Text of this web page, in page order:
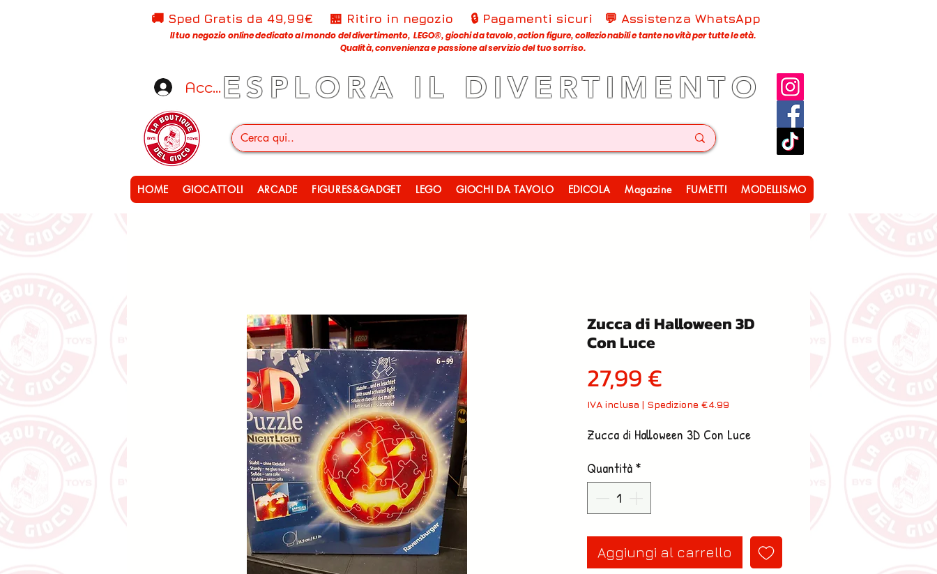
ESPLORA IL DIVERTIMENTO
Accedi
🚚 Sped Gratis da 49,99€ 🏪 Ritiro in negozio 🔒 Pagamenti sicuri 💬 Assistenza WhatsApp
Il tuo negozio online dedicato al mondo del divertimento, LEGO®, giochi da tavolo, action figure, collezionabili e tante novità per tutte le età.
Qualità, convenienza e passione al servizio del tuo sorriso.
HOME GIOCATTOLI ARCADE FIGURES&GADGET LEGO GIOCHI DA TAVOLO EDICOLA Magazine FUMETTI MODELLISMO
Zucca di Halloween 3D
Con Luce
27,99 €
IVA inclusa | Spedizione €4.99
Zucca di Halloween 3D Con Luce
Quantità*
Aggiungi al carrello